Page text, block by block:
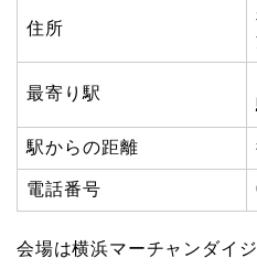
住所
最寄り駅
駅からの距離
電話番号
会場は横浜マーチャンダイ